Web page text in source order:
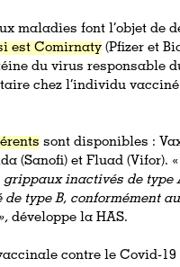
maladies font l’objet de
est Comirnaty (Pfizer et
du virus responsable
chez l’individu
sont disponibles :
(Sanofi) et Fluad (Vifor). «
inactivés de type
type B, conformément
développe la HAS.
contre le Covid-